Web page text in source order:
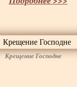
Крещение Господне